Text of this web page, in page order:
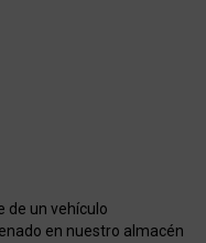
de un vehículo
en nuestro almacén